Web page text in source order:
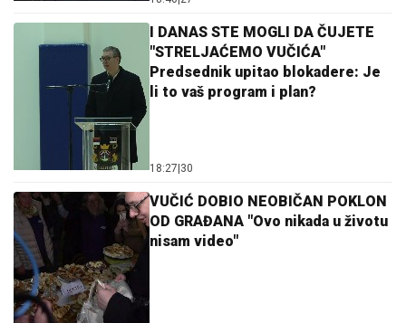
I DANAS STE MOGLI DA ČUJETE
"STRELJAĆEMO VUČIĆA"
Predsednik upitao blokadere: Je
li to vaš program i plan?
18:27 30
VUČIĆ DOBIO NEOBIČAN POKLON
OD GRAĐANA "Ovo nikada u životu
nisam video"